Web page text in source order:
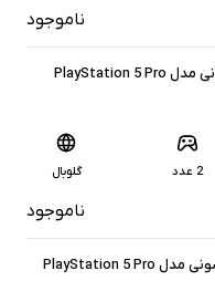
ناموجود
کنسول بازی استوک سونی مدل PlayStation 5 Pro
2 عدد گلوبال
ناموجود
کنسول بازی استوک سونی مدل PlayStation 5 Pro